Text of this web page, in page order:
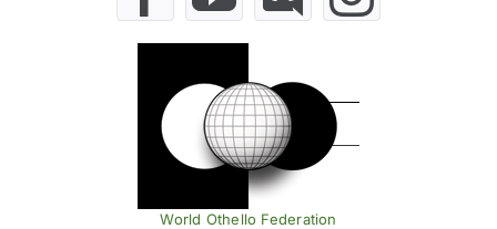
World Othello Federation